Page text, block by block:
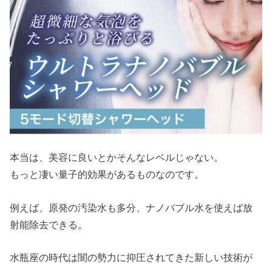
本当は、美容に良いとかそんなレベルじゃない。
もっと凄い量子的効果があるものなのです。
例えば、原発の汚染水も多分、ナノバブル水を使えば放
射能除去できる。
水瓶座の時代は闇の勢力に抑圧されてきた新しい技術が